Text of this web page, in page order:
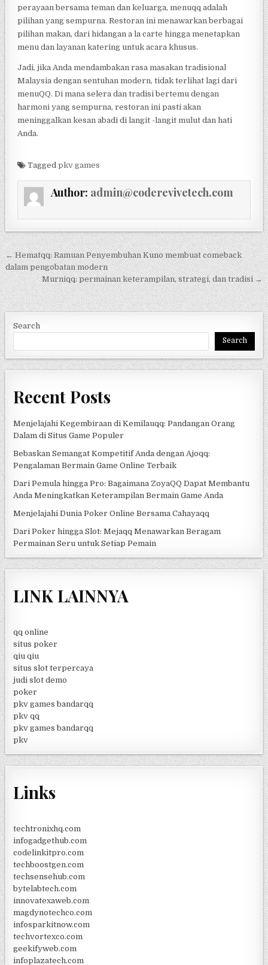
perayaan bersama teman dan keluarga, menuqq adalah
pilihan yang sempurna. Restoran ini menawarkan berbagai
pilihan makan, dari hidangan a la carte hingga menetapkan
menu dan layanan katering untuk acara khusus.
Jadi, jika Anda mendambakan rasa masakan tradisional
Malaysia dengan sentuhan modern, tidak terlihat lagi dari
menuQQ. Di mana selera dan tradisi bertemu dengan
harmoni yang sempurna, restoran ini pasti akan
meninggalkan kesan abadi di langit -langit mulut dan hati
Anda.
Taggedpkv games
Author: admin@coderevivetech.com
Post navigation
← Hematqq: Ramuan Penyembuhan Kuno membuat comeback
dalam pengobatan modern
Murniqq: permainan keterampilan, strategi, dan tradisi →
Search
Search
Recent Posts
Menjelajahi Kegembiraan di Kemilauqq: Pandangan Orang
Dalam di Situs Game Populer
Bebaskan Semangat Kompetitif Anda dengan Ajoqq:
Pengalaman Bermain Game Online Terbaik
Dari Pemula hingga Pro: Bagaimana ZoyaQQ Dapat Membantu
Anda Meningkatkan Keterampilan Bermain Game Anda
Menjelajahi Dunia Poker Online Bersama Cahayaqq
Dari Poker hingga Slot: Mejaqq Menawarkan Beragam
Permainan Seru untuk Setiap Pemain
LINK LAINNYA
qq online
situs poker
qiu qiu
situs slot terpercaya
judi slot demo
poker
pkv games bandarqq
pkv qq
pkv games bandarqq
pkv
Links
techtronixhq.com
infogadgethub.com
codelinkitpro.com
techboostgen.com
techsensehub.com
bytelabtech.com
innovatexaweb.com
magdynotechco.com
infosparkitnow.com
techvortexco.com
geekifyweb.com
infoplazatech.com